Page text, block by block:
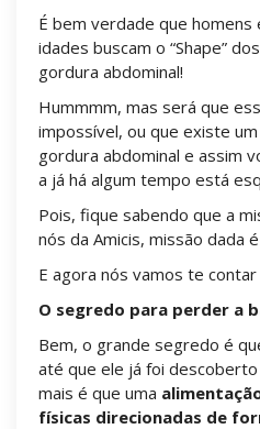
É bem verdade que
idades buscam o “Shape”
gordura abdominal!
Hummmm, mas será que
impossível, ou que existe
gordura abdominal e assim
a já há algum tempo está
Pois, fique sabendo que a
nós da Amicis, missão dada
E agora nós vamos te
O segredo para perder a
Bem, o grande segredo é
até que ele já foi
mais é que uma
físicas direcionadas de